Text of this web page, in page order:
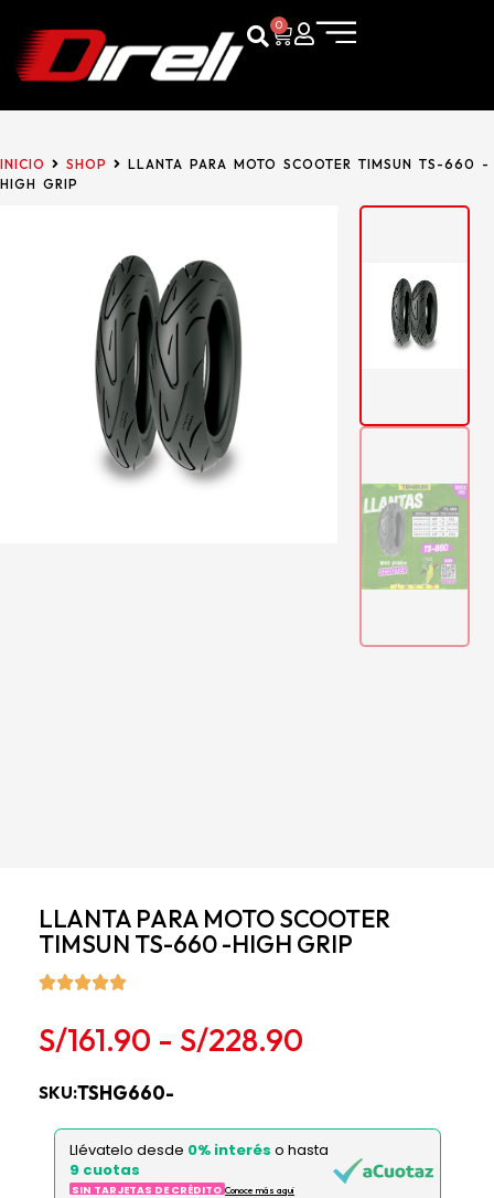
0
INICIO SHOP
LLANTA PARA MOTO SCOOTER TIMSUN TS-660 -
HIGH GRIP
LLANTA PARA MOTO SCOOTER
TIMSUN TS-660 -HIGH GRIP
S/161.90 - S/228.90
SKU:TSHG660-
Llévatelo desde 0% interés o hasta
9 cuotas
SIN TARJETAS DE CRÉDITO Conoce más aqui